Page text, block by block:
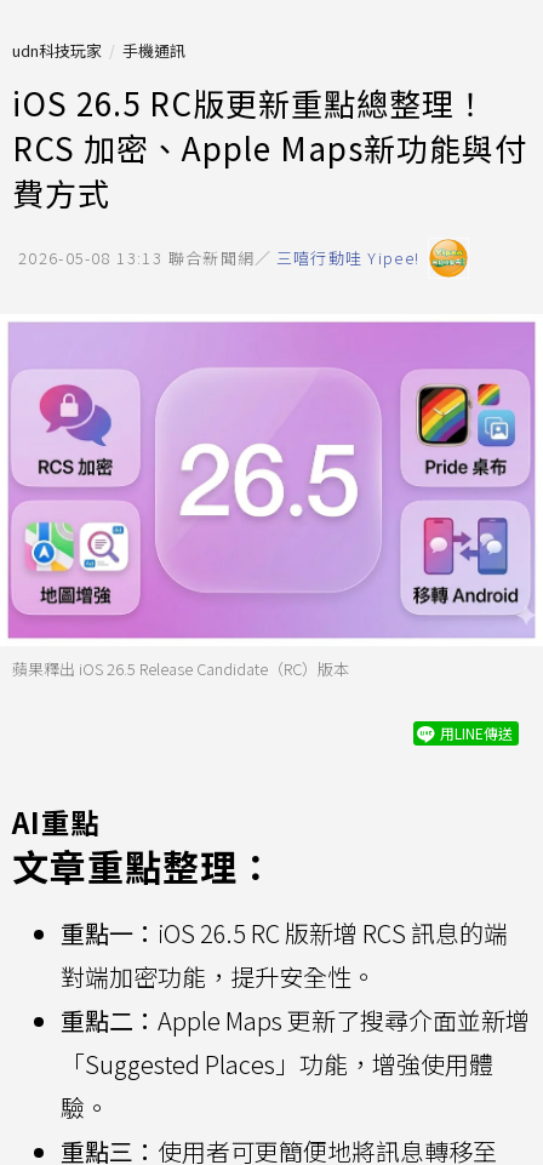
udn科技玩家 手機通訊
iOS 26.5 RC版更新重點總整理！
RCS 加密、Apple Maps新功能與付
費方式
2026-05-08 13:13 聯合新聞網／ 三嘻行動哇 Yipee!
蘋果釋出 iOS 26.5 Release Candidate（RC）版本
用LINE傳送
AI重點
文章重點整理：
重點一： iOS 26.5 RC 版新增 RCS 訊息的端
對端加密功能，提升安全性。
重點二： Apple Maps 更新了搜尋介面並新增
「Suggested Places」功能，增強使用體
驗。
重點三： 使用者可更簡便地將訊息轉移至